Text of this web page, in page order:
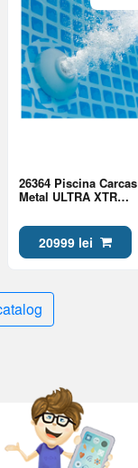
26364 Piscina Carcas
Metal ULTRA XTR
732х366х132см,
31805L20999 lei